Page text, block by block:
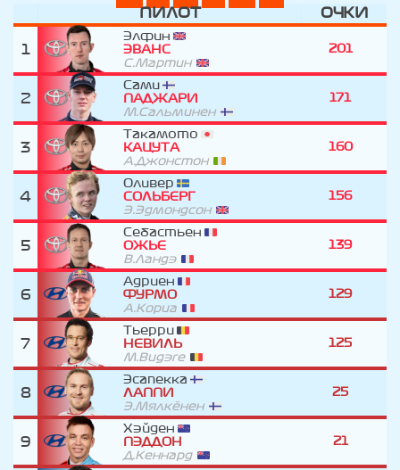
ПИЛОТ ОЧКИ
1
Элфин
ЭВАНС
С.Мартин
201
2
Сами
ПАДЖАРИ
М.Сальминен
171
3
Такамото
КАЦУТА
А.Джонстон
160
4
Оливер
СОЛЬБЕРГ
Э.Эдмондсон
156
5
Себастьен
ОЖЬЕ
В.Ландэ
139
6
Адриен
ФУРМО
А.Кориа
129
7
Тьерри
НЕВИЛЬ
М.Видэге
125
8
Эсапекка
ЛАППИ
Э.Мялкёнен
25
9
Хэйден
ПЭДДОН
Д.Кеннард
21